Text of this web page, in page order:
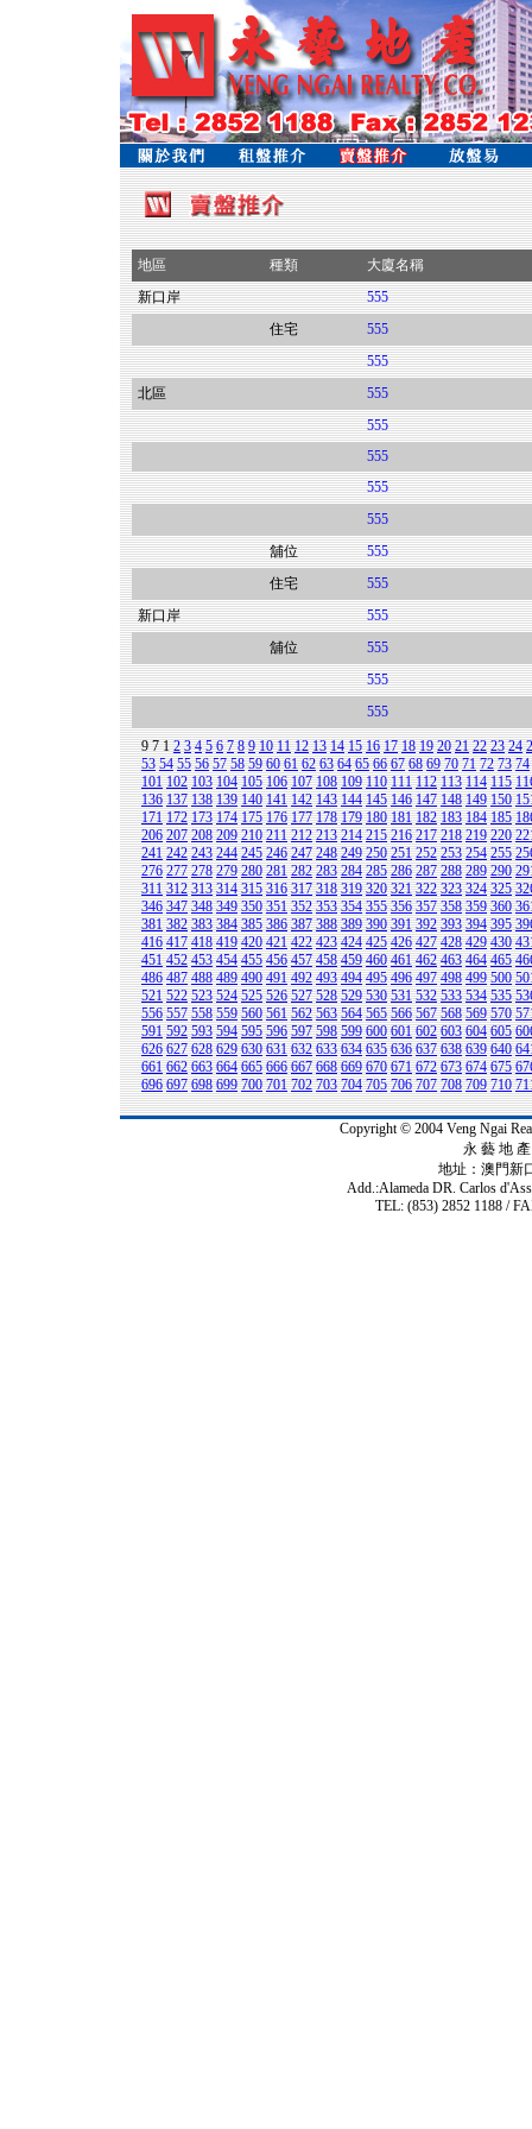
地區 種類
大廈名稱
新口岸
555
住宅
555
555
北區
555
555
555
555
555
舖位
555
住宅
555
新口岸
555
舖位
555
555
555
9 712 3 4 5 6 7 8 9 10 11 12 13 14 15 16 17 18 19 20 21 22 23 24
53 54 55 56 57 58 59 60 61 62 63 64 65 66 67 68 69 70 71 72 73 74
101 102 103 104 105 106 107 108 109 110 111 112 113 114 115
136 137 138 139 140 141 142 143 144 145 146 147 148 149 150
171 172 173 174 175 176 177 178 179 180 181 182 183 184 185
206 207 208 209 210 211 212 213 214 215 216 217 218 219 220
241 242 243 244 245 246 247 248 249 250 251 252 253 254 255
276 277 278 279 280 281 282 283 284 285 286 287 288 289 290
311 312 313 314 315 316 317 318 319 320 321 322 323 324 325
346 347 348 349 350 351 352 353 354 355 356 357 358 359 360
381 382 383 384 385 386 387 388 389 390 391 392 393 394 395
416 417 418 419 420 421 422 423 424 425 426 427 428 429 430
451 452 453 454 455 456 457 458 459 460 461 462 463 464 465
486 487 488 489 490 491 492 493 494 495 496 497 498 499 500
521 522 523 524 525 526 527 528 529 530 531 532 533 534 535
556 557 558 559 560 561 562 563 564 565 566 567 568 569 570
591 592 593 594 595 596 597 598 599 600 601 602 603 604 605
626 627 628 629 630 631 632 633 634 635 636 637 638 639 640
661 662 663 664 665 666 667 668 669 670 671 672 673 674 675
696 697 698 699 700 701 702 703 704 705 706 707 708 709 710
Copyright © 2004 Veng Ngai
永 藝 地
地址：澳門新
Add.:Alameda DR. Carlos
TEL: (853) 2852 1188 /